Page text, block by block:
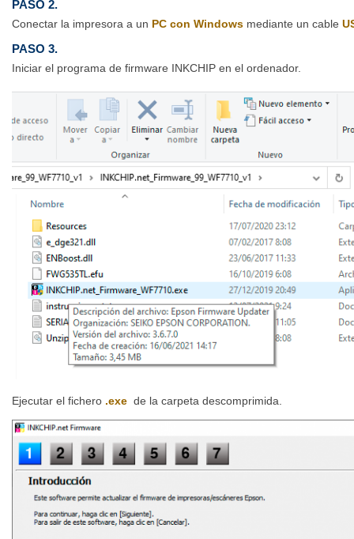
PASO 2.
Conectar la impresora a un PC con Windows mediante un cable
PASO 3.
Iniciar el programa de firmware INKCHIP en el ordenador.
Ejecutar el fichero .exe de la carpeta descomprimida.